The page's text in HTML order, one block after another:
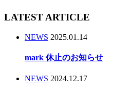
LATEST ARTICLE
NEWS 2025.01.14
mark 休止のお知らせ
NEWS 2024.12.17